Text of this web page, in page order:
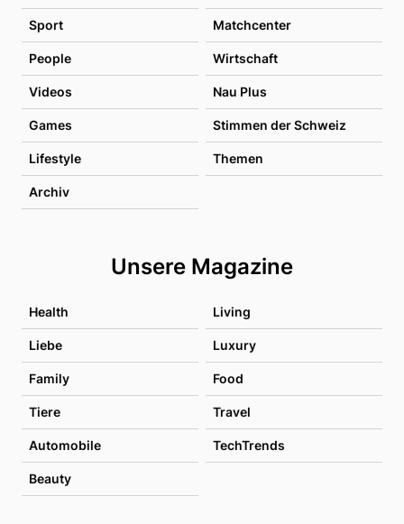
Sport Matchcenter
People Wirtschaft
Videos Nau Plus
Games Stimmen der Schweiz
Lifestyle Themen
Archiv
Unsere Magazine
Health Living
Liebe Luxury
Family Food
Tiere Travel
Automobile TechTrends
Beauty